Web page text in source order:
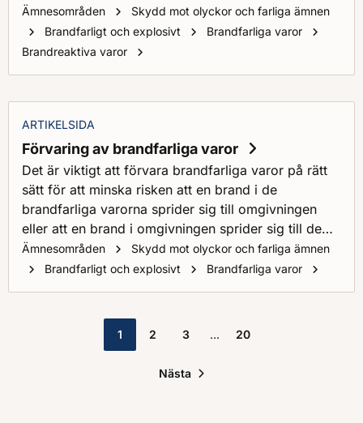
Ämnesområden
Skydd mot olyckor och farliga ämnen
Brandfarligt och explosivt
Brandfarliga varor
Brandreaktiva varor
ARTIKELSIDA
Förvaring av brandfarliga varor
Det är viktigt att förvara brandfarliga varor på rätt
sätt för att minska risken att en brand i de
brandfarliga varorna sprider sig till omgivningen
eller att en brand i omgivningen sprider sig till de
brandfarliga varorna. För att minska risken att detta
sker kan man exempelvis använda sig av skåp eller
Ämnesområden
Skydd mot olyckor och farliga ämnen
Brandfarligt och explosivt
Brandfarliga varor
1 2 3 20
Nästa